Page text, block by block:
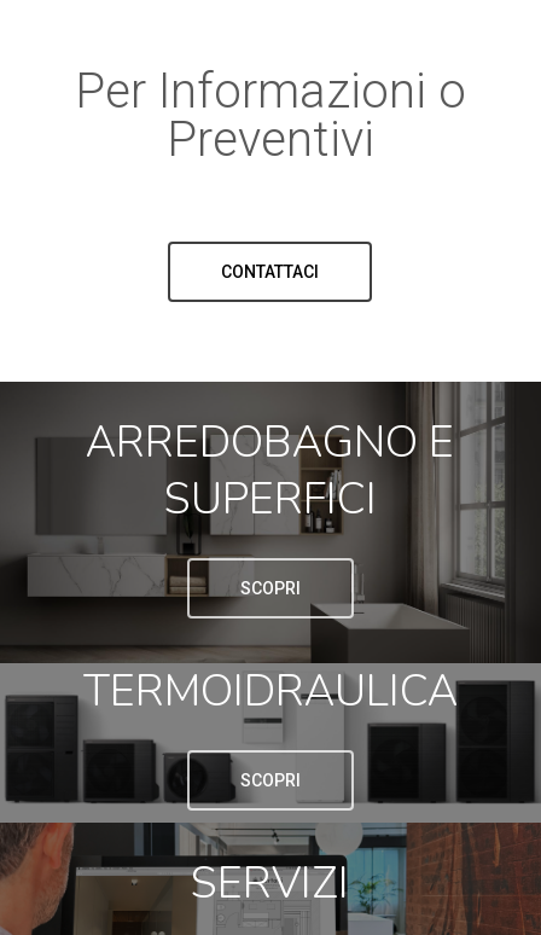
Per Informazioni o
Preventivi
CONTATTACI
ARREDOBAGNO E
SUPERFICI
SCOPRI
TERMOIDRAULICA
SCOPRI
SERVIZI